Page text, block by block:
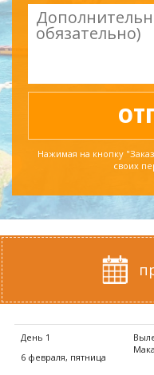
Нажимая на кнопку
своих
День 1
6 февраля, пятница